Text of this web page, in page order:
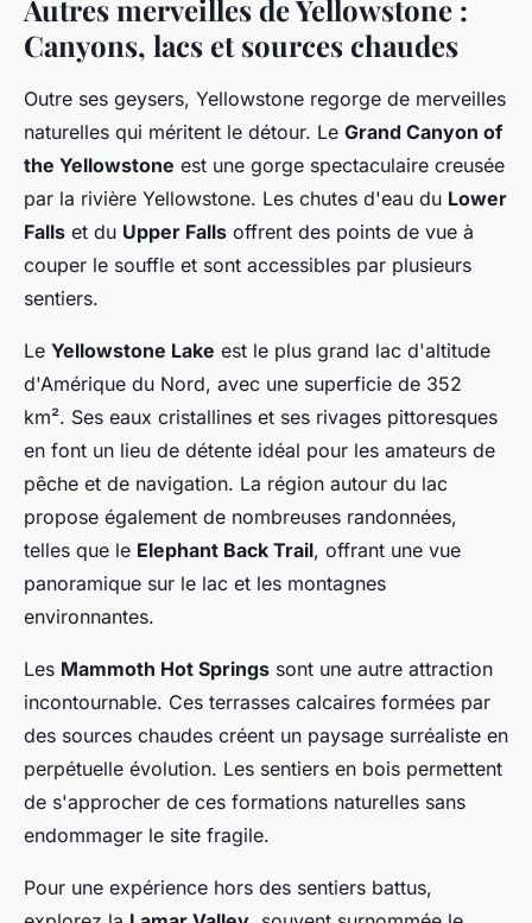
Autres merveilles de Yellowstone :
Canyons, lacs et sources chaudes
Outre ses geysers, Yellowstone regorge de merveilles
naturelles qui méritent le détour. Le Grand Canyon of
the Yellowstone est une gorge spectaculaire creusée
par la rivière Yellowstone. Les chutes d'eau du Lower
Falls et du Upper Falls offrent des points de vue à
couper le souffle et sont accessibles par plusieurs
sentiers.
Le Yellowstone Lake est le plus grand lac d'altitude
d'Amérique du Nord, avec une superficie de 352
km². Ses eaux cristallines et ses rivages pittoresques
en font un lieu de détente idéal pour les amateurs de
pêche et de navigation. La région autour du lac
propose également de nombreuses randonnées,
telles que le Elephant Back Trail, offrant une vue
panoramique sur le lac et les montagnes
environnantes.
Les Mammoth Hot Springs sont une autre attraction
incontournable. Ces terrasses calcaires formées par
des sources chaudes créent un paysage surréaliste en
perpétuelle évolution. Les sentiers en bois permettent
de s'approcher de ces formations naturelles sans
endommager le site fragile.
Pour une expérience hors des sentiers battus,